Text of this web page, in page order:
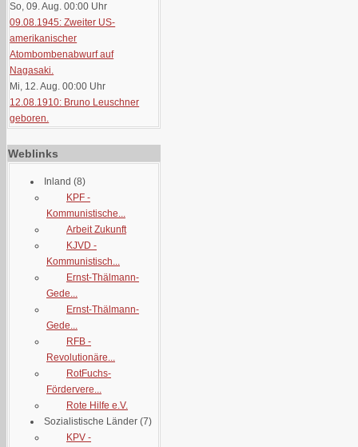
So, 09. Aug. 00:00 Uhr
09.08.1945: Zweiter US-
amerikanischer
Atombombenabwurf auf
Nagasaki.
Mi, 12. Aug. 00:00 Uhr
12.08.1910: Bruno Leuschner
geboren.
Weblinks
Inland (8)
KPF -
Kommunistische...
Arbeit Zukunft
KJVD -
Kommunistisch...
Ernst-Thälmann-
Gede...
Ernst-Thälmann-
Gede...
RFB -
Revolutionäre...
RotFuchs-
Fördervere...
Rote Hilfe e.V.
Sozialistische Länder (7)
KPV -